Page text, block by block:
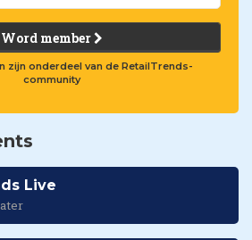
Word member
zijn onderdeel van de RetailTrends-
community
Live